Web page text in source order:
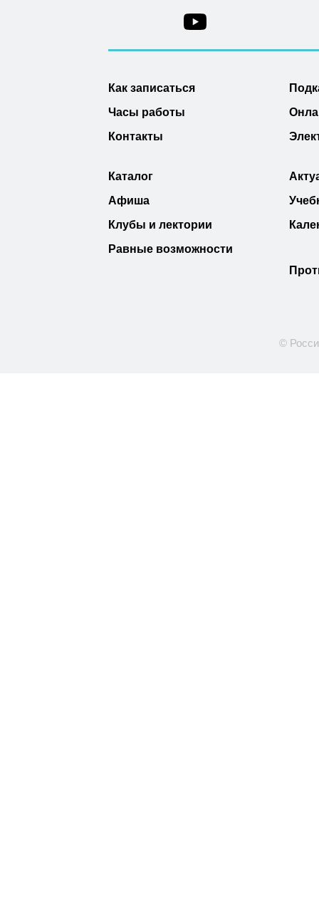
Как записаться
Часы работы
Контакты
Каталог
Афиша
Клубы и лектории
Равные возможности
©